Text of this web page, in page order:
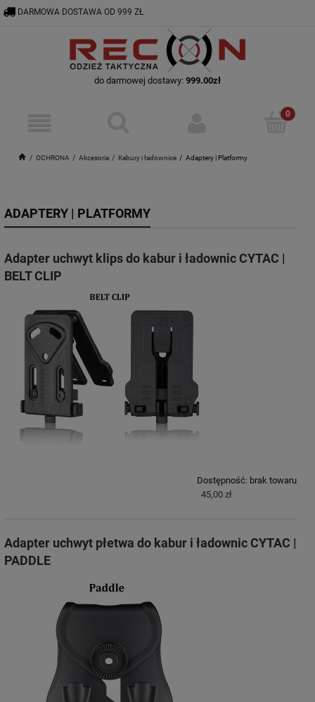
do darmowej dostawy: 999.00zł
OCHRONA Akcesoria Kabury i ładownice Adaptery | Platformy
DARMOWA DOSTAWA OD 999 ZŁ
56 644 92 29
RECON@ODZIEZTAKTYCZNA.PL
ADAPTERY | PLATFORMY
Adapter uchwyt klips do kabur i ładownic CYTAC |
BELT CLIP
Dostępność: brak towaru
45,00 zł
Adapter uchwyt płetwa do kabur i ładownic CYTAC |
PADDLE